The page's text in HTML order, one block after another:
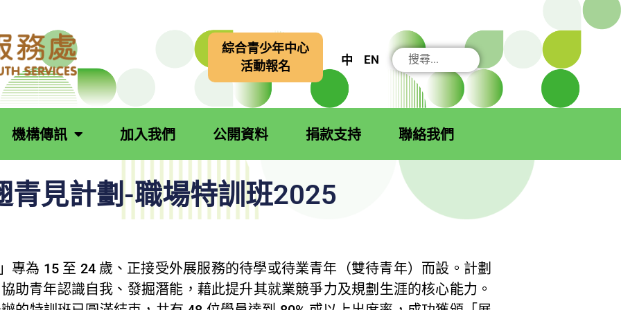
綜合青少年中心
活動報名
中 EN
搜
尋
機構傳訊 加入我們 公開資料 捐款支持 聯絡我們
青見計劃-職場特訓班2025
專為 15 至 24 歲、正接受外展服務的待學或待業青年（雙待青年）而設。計劃
助青年認識自我、發掘潛能，藉此提升其就業競爭力及規劃生涯的核心能力。